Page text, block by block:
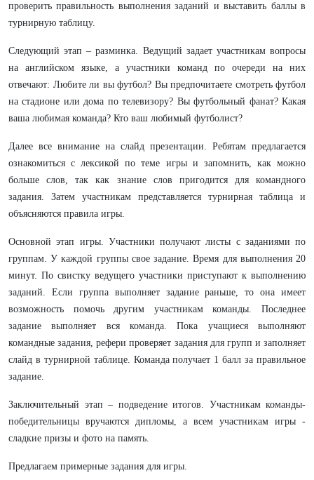
проверить правильность выполнения заданий и выставить баллы в
турнирную таблицу.
Следующий этап – разминка. Ведущий задает участникам вопросы
на английском языке, а участники команд по очереди на них
отвечают: Любите ли вы футбол? Вы предпочитаете смотреть футбол
на стадионе или дома по телевизору? Вы футбольный фанат? Какая
ваша любимая команда? Кто ваш любимый футболист?
Далее все внимание на слайд презентации. Ребятам предлагается
ознакомиться с лексикой по теме игры и запомнить, как можно
больше слов, так как знание слов пригодится для командного
задания. Затем участникам представляется турнирная таблица и
объясняются правила игры.
Основной этап игры. Участники получают листы с заданиями по
группам. У каждой группы свое задание. Время для выполнения 20
минут. По свистку ведущего участники приступают к выполнению
заданий. Если группа выполняет задание раньше, то она имеет
возможность помочь другим участникам команды. Последнее
задание выполняет вся команда. Пока учащиеся выполняют
командные задания, рефери проверяет задания для групп и заполняет
слайд в турнирной таблице. Команда получает 1 балл за правильное
задание.
Заключительный этап – подведение итогов. Участникам команды-
победительницы вручаются дипломы, а всем участникам игры -
сладкие призы и фото на память.
Предлагаем примерные задания для игры.